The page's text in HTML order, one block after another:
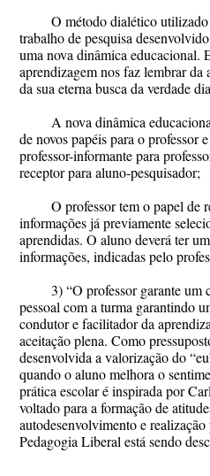
O método dialético
trabalho de pesquisa
uma nova dinâmica educacional.
aprendizagem nos faz lembrar da
da sua eterna busca da verdade
A nova dinâmica
de novos papéis para o professor
professor-informante para
receptor para aluno-pesquisador;
O professor tem o papel de
informações já previamente
aprendidas. O aluno deverá ter
informações, indicadas pelo
3) “O professor garante um
pessoal com a turma garantindo
condutor e facilitador da
aceitação plena. Como
desenvolvida a valorização do
quando o aluno melhora o
prática escolar é inspirada por
voltado para a formação de
autodesenvolvimento e realização
Pedagogia Liberal está sendo